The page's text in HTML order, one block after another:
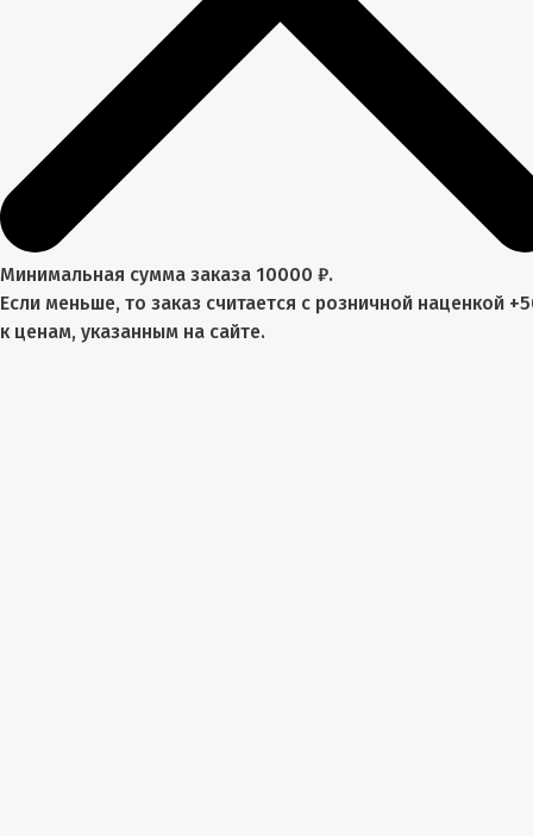
Минимальная сумма заказа 10000 ₽.
Если меньше, то заказ считается с розничной наценкой
к ценам, указанным на сайте.